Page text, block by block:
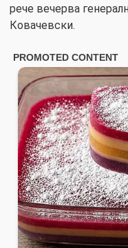
рече вечерва
Ковачевски.